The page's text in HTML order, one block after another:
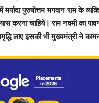
पुरुषोत्तम भगवान राम के
करना चाहिये। राम नवमी का
लाए इसकी भी मुख्यमंत्री ने